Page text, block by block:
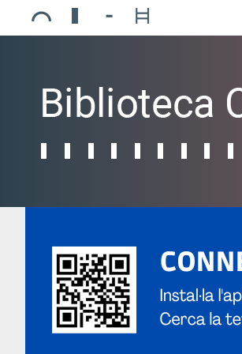
Ajuntament de Mollerussa
Biblioteca Comarcal Jaume Vila
Piscines de Mollerussa